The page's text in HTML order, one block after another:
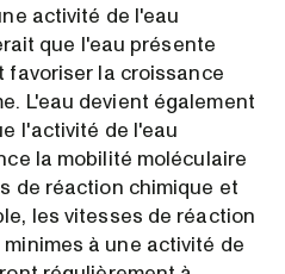
activité de l'eau
que l'eau présente
favoriser la croissance
L'eau devient également
l'activité de l'eau
la mobilité moléculaire
de réaction chimique et
les vitesses de réaction
à une activité de